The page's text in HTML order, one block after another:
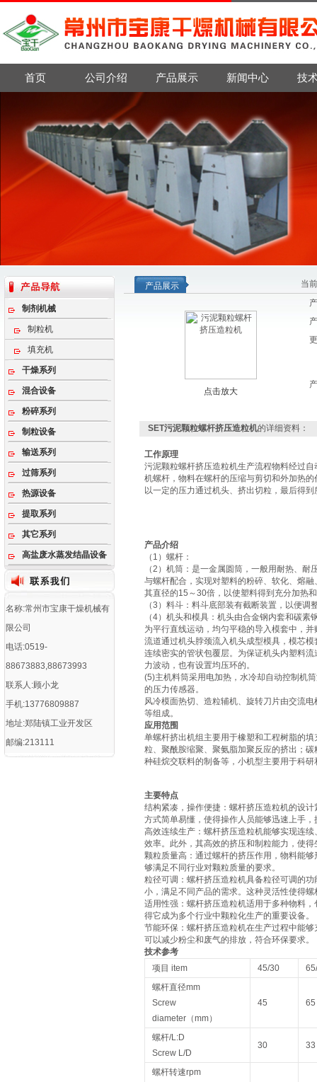
首页 公司介绍 产品展示 新闻中心 技
制剂机械
制粒机
填充机
干燥系列
混合设备
粉碎系列
制粒设备
输送系列
过筛系列
热源设备
提取系列
其它系列
高盐废水蒸发结晶设备
名称:常州市宝康干燥机械有
限公司
电话:0519-
88673883,88673993
联系人:顾小龙
手机:13776809887
地址:郑陆镇工业开发区
邮编:213111
产品展示 当
点击放大
SET污泥颗粒螺杆挤压造粒机的详细资料：
工作原理
污泥颗粒螺杆挤压造粒机生产流程物料经过
机螺杆，物料在螺杆的压缩与剪切和外加热
以一定的压力通过机头、挤出切粒，最后得
产品介绍
（1）螺杆：
（2）机筒：是一金属圆筒，一般用耐热、
与螺杆配合，实现对塑料的粉碎、软化、熔
其直径的15～30倍，以使塑料得到充分加热
（3）料斗：料斗底部装有截断装置，以便
（4）机头和模具：机头由合金钢内套和碳
为平行直线运动，均匀平稳的导入模套中，
流道通过机头脖颈流入机头成型模具，模芯
连续密实的管状包覆层。为保证机头内塑料
力波动，也有设置均压环的。
(5)主机料筒采用电加热，水冷却自动控制机
的压力传感器。
风冷模面热切、造粒辅机、旋转刀片由交流
等组成。
应用范围
单螺杆挤出机组主要用于橡塑和工程树脂的
粒、聚酰胺缩聚、聚氨脂加聚反应的挤出；
种硅烷交联料的制备等，小机型主要用于科研
主要特点
结构紧凑，操作便捷‌：螺杆挤压造粒机的设
方式简单易懂，使得操作人员能够迅速上手，
高效连续生产‌：螺杆挤压造粒机能够实现连
效率。此外，其高效的挤压和制粒能力，使
颗粒质量高‌：通过螺杆的挤压作用，物料能
够满足不同行业对颗粒质量的要求‌。
粒径可调‌：螺杆挤压造粒机具备粒径可调的
小，满足不同产品的需求。这种灵活性使得
适用性强‌：螺杆挤压造粒机适用于多种物料
得它成为多个行业中颗粒化生产的重要设备‌。
节能环保‌：螺杆挤压造粒机在生产过程中能
可以减少粉尘和废气的排放，符合环保要求‌。
技术参考
项目 item
45/30
螺杆直径mm
Screw
diameter（mm）
45 65
螺杆/L:D
Screw L/D
30 33
螺杆转速rpm